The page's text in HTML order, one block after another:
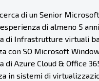
di un Senior
di almeno 5
di Infrastrutture virtuali
con SO Microsoft
di Azure Cloud & Office
in sistemi di